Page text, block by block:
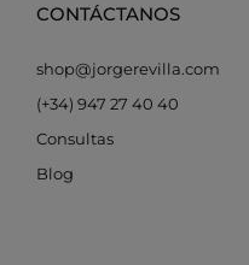
CONTÁCTANOS
shop@jorgerevilla.com
(+34) 947 27 40 40
Consultas
Blog